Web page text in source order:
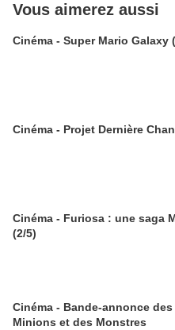
Vous aimerez aussi
Cinéma - Super Mario Galaxy
Cinéma - Projet Dernière
Cinéma - Furiosa : une saga
(2/5)
Cinéma - Bande-annonce des
Minions et des Monstres